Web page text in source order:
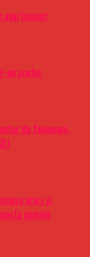
apartament
un coafor
de fakenews,
urări şi
numele